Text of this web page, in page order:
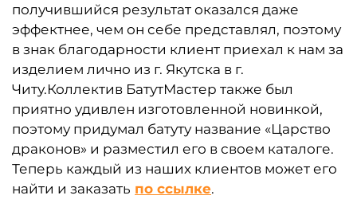
получившийся результат оказался даже
эффектнее, чем он себе представлял, поэтому
в знак благодарности клиент приехал к нам за
изделием лично из г. Якутска в г.
Читу.Коллектив БатутМастер также был
приятно удивлен изготовленной новинкой,
поэтому придумал батуту название «Царство
драконов» и разместил его в своем каталоге.
Теперь каждый из наших клиентов может его
найти и заказать по ссылке.